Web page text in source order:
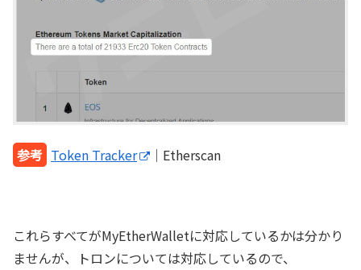
参考 Token Tracker ｜Etherscan
これらすべてがMyEtherWalletに対応しているかは分かり
ませんが、トロンについては対応しているので、